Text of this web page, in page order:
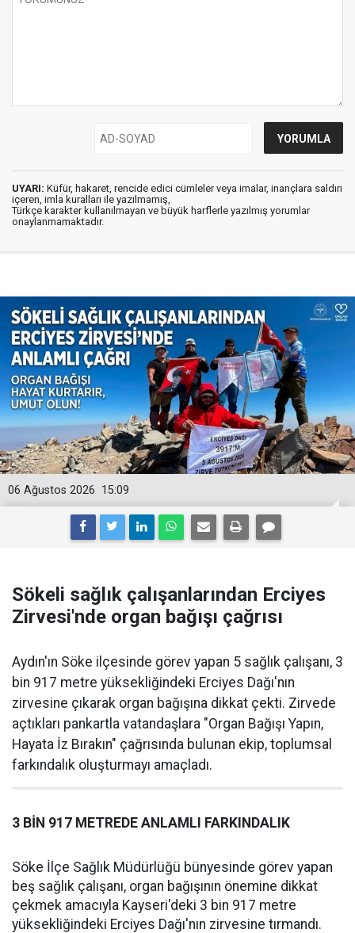
UYARI: Küfür, hakaret, rencide edici cümleler veya imalar, inançlara saldırı
içeren, imla kuralları ile yazılmamış,
Türkçe karakter kullanılmayan ve büyük harflerle yazılmış yorumlar
onaylanmamaktadır.
15:09
06 Ağustos 2026
Sökeli sağlık çalışanlarından Erciyes
Zirvesi'nde organ bağışı çağrısı
Aydın'ın Söke ilçesinde görev yapan 5 sağlık çalışanı, 3
bin 917 metre yüksekliğindeki Erciyes Dağı'nın
zirvesine çıkarak organ bağışına dikkat çekti. Zirvede
açtıkları pankartla vatandaşlara "Organ Bağışı Yapın,
Hayata İz Bırakın" çağrısında bulunan ekip, toplumsal
farkındalık oluşturmayı amaçladı.
3 BİN 917 METREDE ANLAMLI FARKINDALIK
Söke İlçe Sağlık Müdürlüğü bünyesinde görev yapan
beş sağlık çalışanı, organ bağışının önemine dikkat
çekmek amacıyla Kayseri'deki 3 bin 917 metre
yüksekliğindeki Erciyes Dağı'nın zirvesine tırmandı.